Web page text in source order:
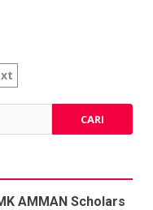
AMMAN Scholars